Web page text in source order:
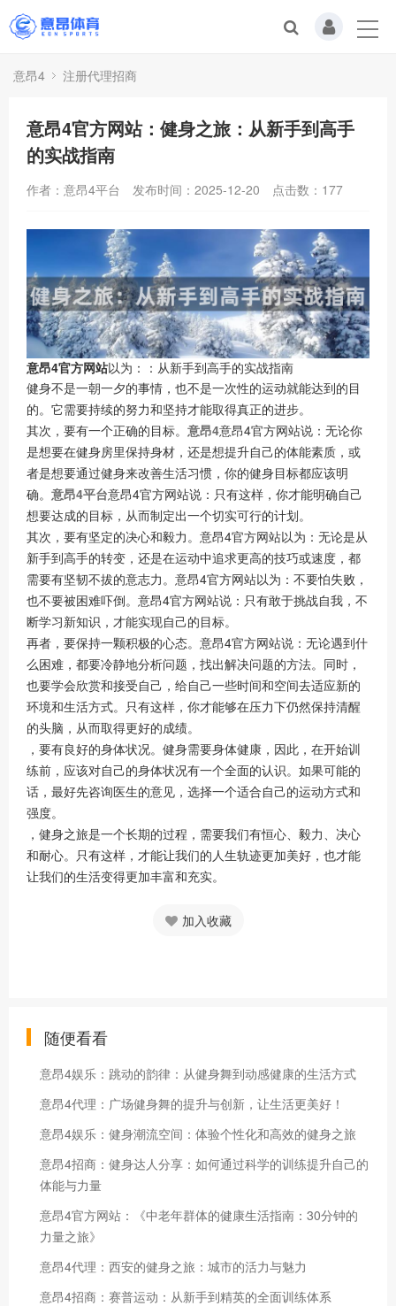
意昂4 注册代理招商
意昂4官方网站：健身之旅：从新手到高手
的实战指南
作者：意昂4平台 发布时间：2025-12-20 点击数： 177
意昂4官方网站以为：：从新手到高手的实战指南
健身不是一朝一夕的事情，也不是一次性的运动就能达到的目
的。它需要持续的努力和坚持才能取得真正的进步。
其次，要有一个正确的目标。 意昂4意昂4官方网站说：无论你
是想要在健身房里保持身材，还是想提升自己的体能素质，或
者是想要通过健身来改善生活习惯，你的健身目标都应该明
确。 意昂4平台意昂4官方网站说：只有这样，你才能明确自己
想要达成的目标，从而制定出一个切实可行的计划。
其次，要有坚定的决心和毅力。意昂4官方网站以为：无论是从
新手到高手的转变，还是在运动中追求更高的技巧或速度，都
需要有坚韧不拔的意志力。意昂4官方网站以为：不要怕失败，
也不要被困难吓倒。意昂4官方网站说：只有敢于挑战自我，不
断学习新知识，才能实现自己的目标。
再者，要保持一颗积极的心态。意昂4官方网站说：无论遇到什
么困难，都要冷静地分析问题，找出解决问题的方法。同时，
也要学会欣赏和接受自己，给自己一些时间和空间去适应新的
环境和生活方式。只有这样，你才能够在压力下仍然保持清醒
的头脑，从而取得更好的成绩。
，要有良好的身体状况。健身需要身体健康，因此，在开始训
练前，应该对自己的身体状况有一个全面的认识。如果可能的
话，最好先咨询医生的意见，选择一个适合自己的运动方式和
强度。
，健身之旅是一个长期的过程，需要我们有恒心、毅力、决心
和耐心。只有这样，才能让我们的人生轨迹更加美好，也才能
让我们的生活变得更加丰富和充实。
加入收藏
随便看看
意昂4娱乐：跳动的韵律：从健身舞到动感健康的生活方式
意昂4代理：广场健身舞的提升与创新，让生活更美好！
意昂4娱乐：健身潮流空间：体验个性化和高效的健身之旅
意昂4招商：健身达人分享：如何通过科学的训练提升自己的
体能与力量
意昂4官方网站：《中老年群体的健康生活指南：30分钟的
力量之旅》
意昂4代理：西安的健身之旅：城市的活力与魅力
意昂4招商：赛普运动：从新手到精英的全面训练体系